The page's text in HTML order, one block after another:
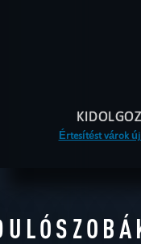
Értesítést várok